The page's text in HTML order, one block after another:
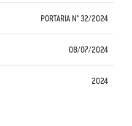
PORTARIA N° 32/2024
08/07/2024
2024